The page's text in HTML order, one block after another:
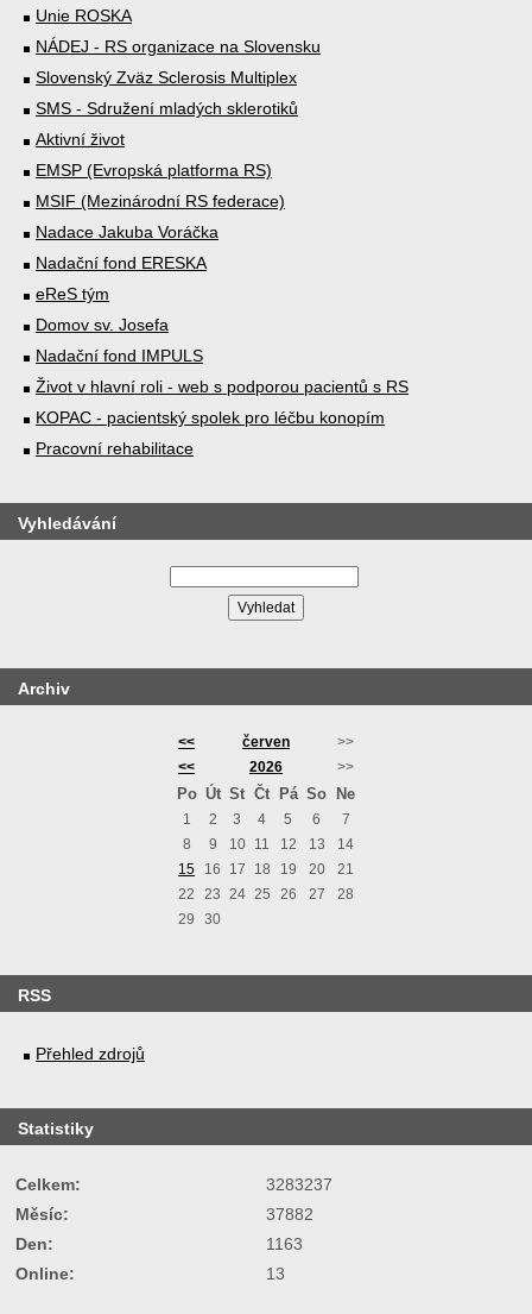
Unie ROSKA
NÁDEJ - RS organizace na Slovensku
Slovenský Zväz Sclerosis Multiplex
SMS - Sdružení mladých sklerotiků
Aktivní život
EMSP (Evropská platforma RS)
MSIF (Mezinárodní RS federace)
Nadace Jakuba Voráčka
Nadační fond ERESKA
eReS tým
Domov sv. Josefa
Nadační fond IMPULS
Život v hlavní roli - web s podporou pacientů s RS
KOPAC - pacientský spolek pro léčbu konopím
Pracovní rehabilitace
Vyhledávání
Archiv
<< červen
>>
<<
2026 >>
Po Út St Čt Pá So Ne
1 2 3 4 5 6
7
8
9 10 11 12 13
14
15
16 17 18 19 20
21
22
23 24 25 26 27
28
29
30
RSS
Přehled zdrojů
Statistiky
Online: 13
Celkem:
3283237
Měsíc:
37882
Den:
1163